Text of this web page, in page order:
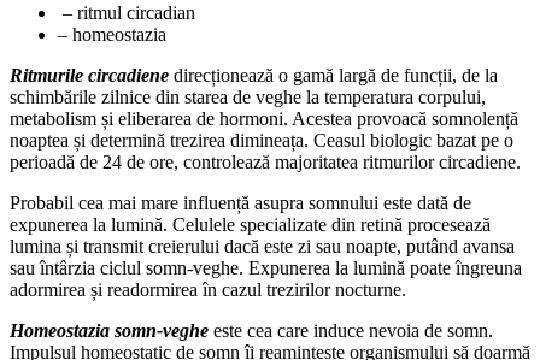
– ritmul circadian
– homeostazia
Ritmurile circadiene direcționează o gamă largă de funcții, de la
schimbările zilnice din starea de veghe la temperatura corpului,
metabolism și eliberarea de hormoni. Acestea provoacă somnolență
noaptea și determină trezirea dimineața. Ceasul biologic bazat pe o
perioadă de 24 de ore, controlează majoritatea ritmurilor circadiene.
Probabil cea mai mare influență asupra somnului este dată de
expunerea la lumină. Celulele specializate din retină procesează
lumina și transmit creierului dacă este zi sau noapte, putând avansa
sau întârzia ciclul somn-veghe. Expunerea la lumină poate îngreuna
adormirea și readormirea în cazul trezirilor nocturne.
Homeostazia somn-veghe este cea care induce nevoia de somn.
Impulsul homeostatic de somn îi reamintește organismului să doarmă